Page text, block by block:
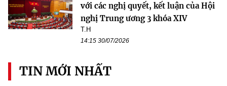
với các nghị quyết, kết luận của Hội
nghị Trung ương 3 khóa XIV
T.H
14:15 30/07/2026
TIN MỚI NHẤT